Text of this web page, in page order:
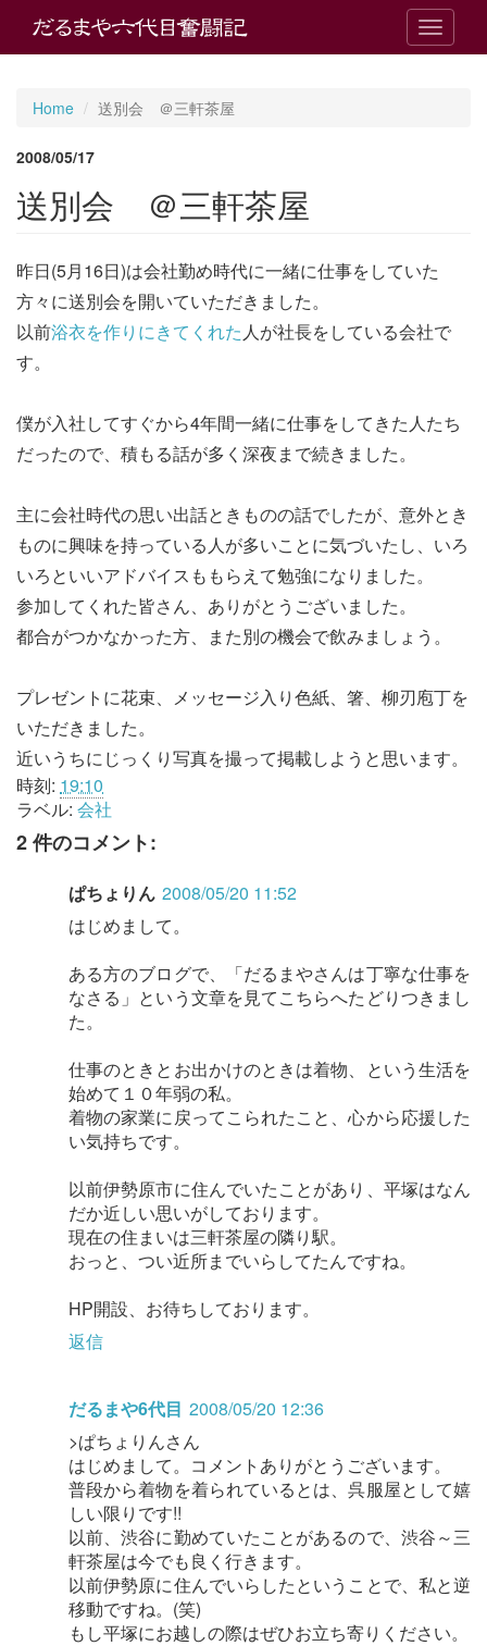
T
o
a
o
Home 送別会 ＠三軒茶屋
2008/05/17
送別会 ＠三軒茶屋
昨日(5月16日)は会社勤め時代に一緒に仕事をしていた
方々に送別会を開いていただきました。
以前浴衣を作りにきてくれた人が社長をしている会社で
す。
僕が入社してすぐから4年間一緒に仕事をしてきた人たち
だったので、積もる話が多く深夜まで続きました。
主に会社時代の思い出話ときものの話でしたが、意外とき
ものに興味を持っている人が多いことに気づいたし、いろ
いろといいアドバイスももらえて勉強になりました。
参加してくれた皆さん、ありがとうございました。
都合がつかなかった方、また別の機会で飲みましょう。
プレゼントに花束、メッセージ入り色紙、箸、柳刃庖丁を
いただきました。
近いうちにじっくり写真を撮って掲載しようと思います。
時刻: 19:10
ラベル: 会社
2 件のコメント:
ぱちょりん 2008/05/20 11:52
はじめまして。
ある方のブログで、「だるまやさんは丁寧な仕事を
なさる」という文章を見てこちらへたどりつきまし
た。
仕事のときとお出かけのときは着物、という生活を
始めて１０年弱の私。
着物の家業に戻ってこられたこと、心から応援した
い気持ちです。
以前伊勢原市に住んでいたことがあり、平塚はなん
だか近しい思いがしております。
現在の住まいは三軒茶屋の隣り駅。
おっと、つい近所までいらしてたんですね。
HP開設、お待ちしております。
返信
だるまや6代目 2008/05/20 12:36
>ぱちょりんさん
はじめまして。コメントありがとうございます。
普段から着物を着られているとは、呉服屋として嬉
しい限りです!!
以前、渋谷に勤めていたことがあるので、渋谷～三
軒茶屋は今でも良く行きます。
以前伊勢原に住んでいらしたということで、私と逆
移動ですね。(笑)
もし平塚にお越しの際はぜひお立ち寄りください。